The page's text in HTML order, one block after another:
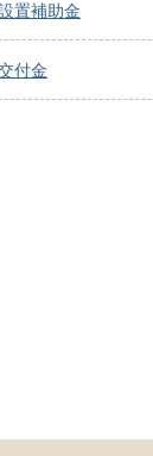
置補助金
付金